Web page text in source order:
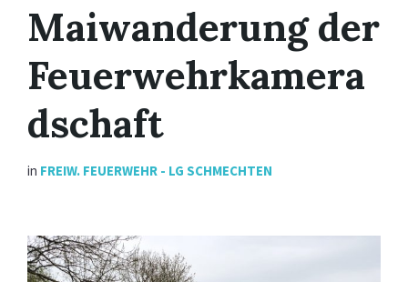
Maiwanderung der
Feuerwehrkamera
dschaft
in FREIW. FEUERWEHR - LG SCHMECHTEN